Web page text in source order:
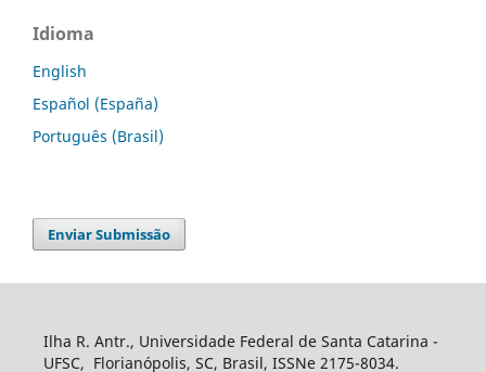
Idioma
English
Español (España)
Português (Brasil)
Enviar Submissão
Ilha R. Antr., Universidade Federal de Santa Catarina -
UFSC, Florianópolis, SC, Brasil, ISSNe 2175-8034.